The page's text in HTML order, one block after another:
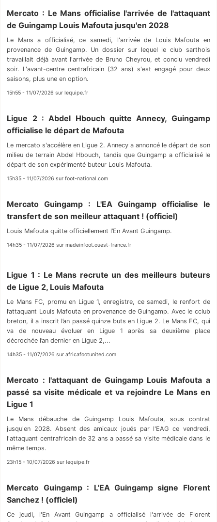
Mercato : Le Mans officialise l'arrivée de l'attaquant
de Guingamp Louis Mafouta jusqu'en 2028
Le Mans a officialisé, ce samedi, l'arrivée de Louis Mafouta en
provenance de Guingamp. Un dossier sur lequel le club sarthois
travaillait déjà avant l'arrivée de Bruno Cheyrou, et conclu vendredi
soir. L'avant-centre centrafricain (32 ans) s'est engagé pour deux
saisons, plus une en option.
15h55 - 11/07/2026 sur lequipe.fr
Ligue 2 : Abdel Hbouch quitte Annecy, Guingamp
officialise le départ de Mafouta
Le mercato s'accélère en Ligue 2. Annecy a annoncé le départ de son
milieu de terrain Abdel Hbouch, tandis que Guingamp a officialisé le
départ de son expérimenté buteur Louis Mafouta.
15h35 - 11/07/2026 sur foot-national.com
Mercato Guingamp : L'EA Guingamp officialise le
transfert de son meilleur attaquant ! (officiel)
Louis Mafouta quitte officiellement l’En Avant Guingamp.
14h35 - 11/07/2026 sur madeinfoot.ouest-france.fr
Ligue 1 : Le Mans recrute un des meilleurs buteurs
de Ligue 2, Louis Mafouta
Le Mans FC, promu en Ligue 1, enregistre, ce samedi, le renfort de
l’attaquant Louis Mafouta en provenance de Guingamp. Avec le cclub
breton, il a inscrit l’an passé quinze buts en Ligue 2. Le Mans FC, qui
va de nouveau évoluer en Ligue 1 après sa deuxième place
décrochée l’an dernier en Ligue 2,...
14h35 - 11/07/2026 sur africafootunited.com
Mercato : l'attaquant de Guingamp Louis Mafouta a
passé sa visite médicale et va rejoindre Le Mans en
Ligue 1
Le Mans débauche de Guingamp Louis Mafouta, sous contrat
jusqu'en 2028. Absent des amicaux joués par l'EAG ce vendredi,
l'attaquant centrafricain de 32 ans a passé sa visite médicale dans le
même temps.
23h15 - 10/07/2026 sur lequipe.fr
Mercato Guingamp : L'EA Guingamp signe Florent
Sanchez ! (officiel)
Ce jeudi, l'En Avant Guingamp a officialisé l'arrivée de Florent